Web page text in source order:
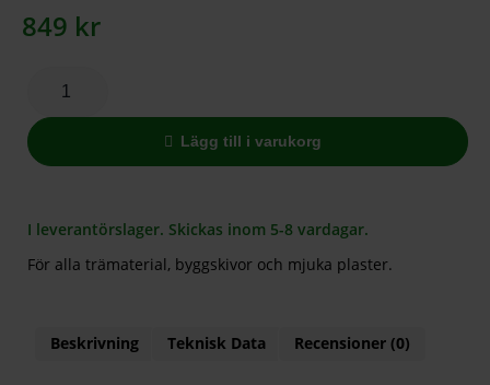
849 kr
Lägg till i varukorg
I leverantörslager. Skickas inom 5-8 vardagar.
För alla trämaterial, byggskivor och mjuka plaster.
Beskrivning Teknisk Data Recensioner (0)